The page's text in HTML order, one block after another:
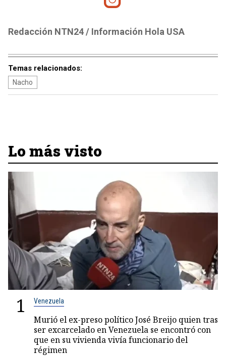
Redacción NTN24 / Información Hola USA
Temas relacionados:
Nacho
Lo más visto
1 Venezuela
Murió el ex-preso político José Breijo quien tras
ser excarcelado en Venezuela se encontró con
que en su vivienda vivía funcionario del
régimen